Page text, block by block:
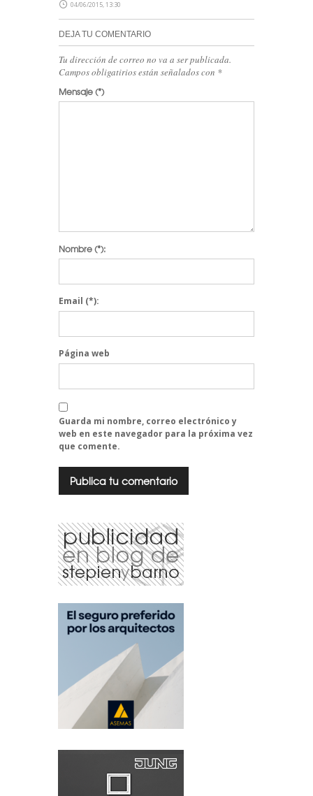
correo de confirmación por nuestra
parte, escríbenos a
blog@stepienybarno.es
04/06/2015, 13:30
DEJA TU COMENTARIO
Tu dirección de correo no va a ser publicada.
Campos obligatirios están señalados con *
Mensaje(*)
Nombre(*):
Email (*):
Página web
Guarda mi nombre, correo electrónico y
web en este navegador para la próxima vez
que comente.